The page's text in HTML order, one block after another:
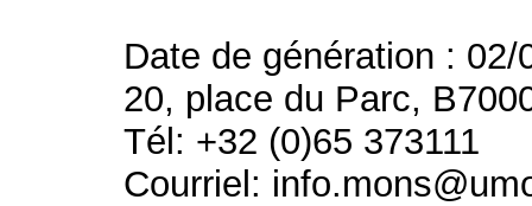
Date de génération : 02/
20, place du Parc,
Tél: +32 (0)65 373111
Courriel: